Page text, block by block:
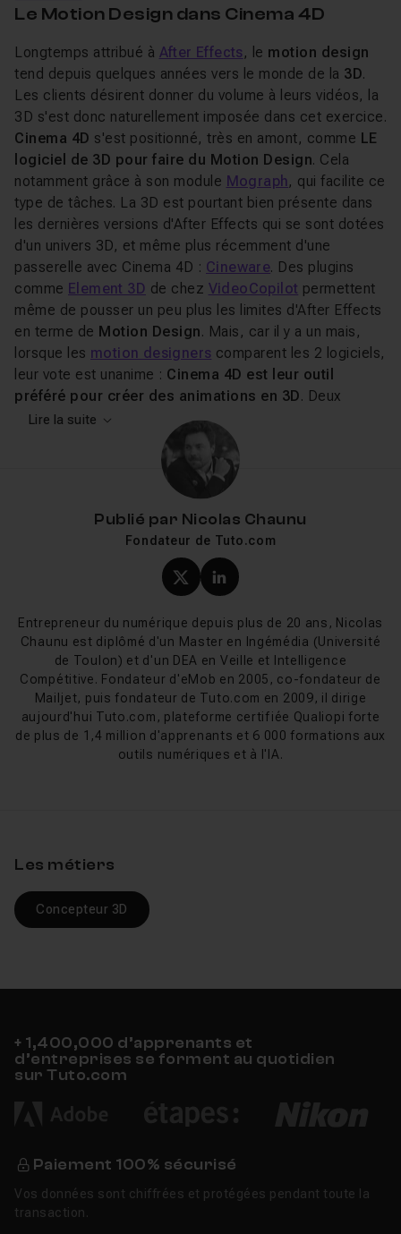
Le Motion Design dans Cinema 4D
Longtemps attribué à After Effects, le motion design
tend depuis quelques années vers le monde de la 3D.
Les clients désirent donner du volume à leurs vidéos, la
3D s'est donc naturellement imposée dans cet exercice.
Cinema 4D s'est positionné, très en amont, comme LE
logiciel de 3D pour faire du Motion Design. Cela
notamment grâce à son module Mograph, qui facilite ce
type de tâches. La 3D est pourtant bien présente dans
les dernières versions d'After Effects qui se sont dotées
d'un univers 3D, et même plus récemment d'une
passerelle avec Cinema 4D : Cineware. Des plugins
comme Element 3D de chez VideoCopilot permettent
même de pousser un peu plus les limites d'After Effects
en terme de Motion Design. Mais, car il y a un mais,
lorsque les motion designers comparent les 2 logiciels,
leur vote est unanime : Cinema 4D est leur outil
préféré pour créer des animations en 3D. Deux
raisons sont principalement évoquées : la stabilité et les
capacités natives évoluées lorsqu'il s'agit de manipuler
de la 3D, notamment des scènes ou objets complexes
(chose qu'After Effects semble encore avoir du mal à
gérer). Quitte à travailler sur un
autant donc vous lancer dans un soft qui lui est dédié,
plutôt que de s'arracher les cheveux pendant des
heures à bricoler votre scène.
Tuto Motion Design Cinema 4D
Vous trouverez donc ici destuto Motion Design sous
Cinema 4Dqui vous aideront à construire des scènes
plus complexes. Vous allez ainsiacquérir de nouvelles
compétenceset proposer de nouvelles choses à vos
clients. Nous vous recommandons dans un premier
former à Cinema 4D, avant de passer à
Tutos Cinema 4D gratuits
Lire la suite
Publié par Nicolas Chaunu
Fondateur de Tuto.com
Profil X (twitter) de
Profil LinkedIn de
Entrepreneur du numérique depuis plus de 20 ans, Nicolas
Chaunu est diplômé d'un Master en Ingémédia (Université
de Toulon) et d'un DEA en Veille et Intelligence
Compétitive. Fondateur d'eMob en 2005, co-fondateur de
Mailjet, puis fondateur de Tuto.com en 2009, il dirige
aujourd'hui Tuto.com, plateforme certifiée Qualiopi forte
de plus de 1,4 million d'apprenants et 6 000 formations aux
outils numériques et à l'IA.
Les métiers
Concepteur 3D
+ 1,400,000 d’apprenants et
d’entreprises se forment au quotidien
sur Tuto.com
Paiement 100% sécurisé
Vos données sont chiffrées et protégées pendant toute la
transaction.